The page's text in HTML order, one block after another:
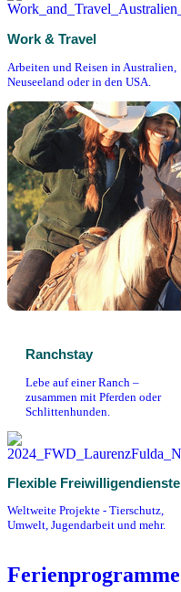
Work & Travel
Arbeiten und Reisen in Australien,
Neuseeland oder in den USA.
Ranchstay
Lebe auf einer Ranch –
zusammen mit Pferden oder
Schlittenhunden.
Flexible Freiwilligendienste
Weltweite Projekte - Tierschutz,
Umwelt, Jugendarbeit und mehr.
Ferienprogramme